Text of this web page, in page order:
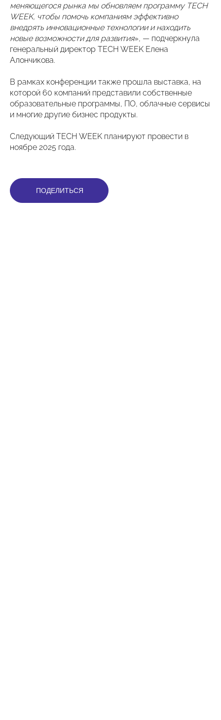
меняющегося рынка мы обновляем программу TECH
WEEK, чтобы помочь компаниям эффективно
внедрять инновационные технологии и находить
новые возможности для развития», — подчеркнула
генеральный директор TECH WEEK Елена
Алончикова.
В рамках конференции также прошла выставка, на
которой 60 компаний представили собственные
образовательные программы, ПО, облачные сервисы
и многие другие бизнес продукты.
Следующий TECH WEEK планируют провести в
ноябре 2025 года.
ПОДЕЛИТЬСЯ